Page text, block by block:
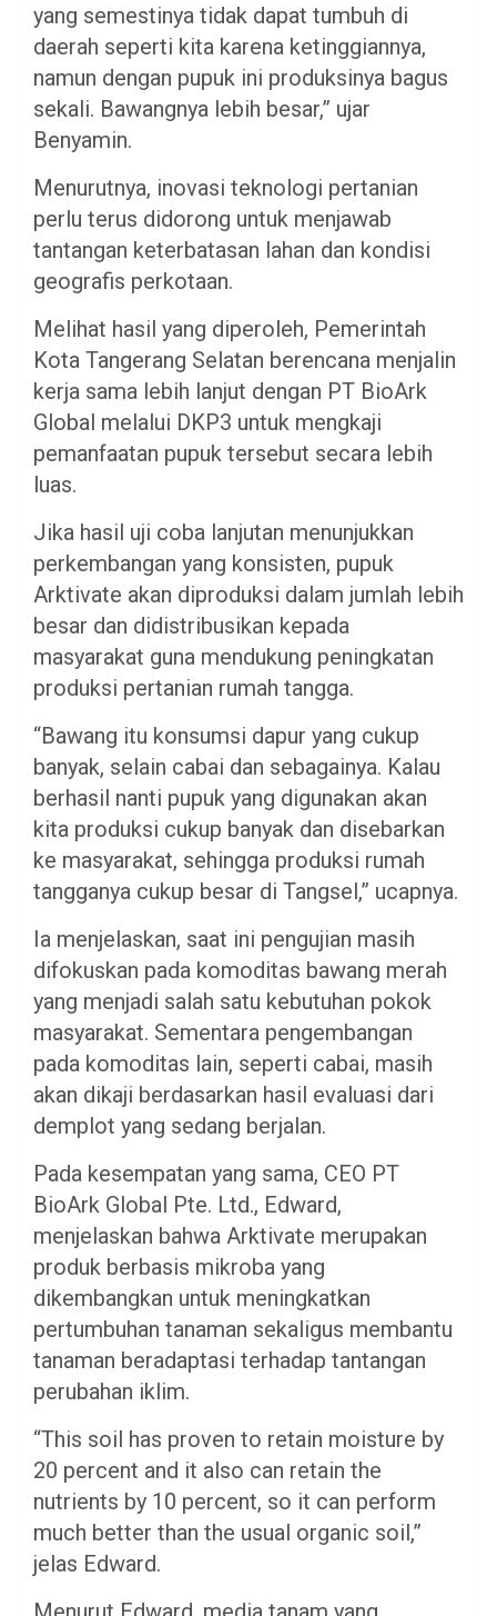
yang semestinya tidak dapat tumbuh di
daerah seperti kita karena ketinggiannya,
namun dengan pupuk ini produksinya bagus
sekali. Bawangnya lebih besar,” ujar
Benyamin.
Menurutnya, inovasi teknologi pertanian
perlu terus didorong untuk menjawab
tantangan keterbatasan lahan dan kondisi
geografis perkotaan.
Melihat hasil yang diperoleh, Pemerintah
Kota Tangerang Selatan berencana menjalin
kerja sama lebih lanjut dengan PT BioArk
Global melalui DKP3 untuk mengkaji
pemanfaatan pupuk tersebut secara lebih
luas.
Jika hasil uji coba lanjutan menunjukkan
perkembangan yang konsisten, pupuk
Arktivate akan diproduksi dalam jumlah lebih
besar dan didistribusikan kepada
masyarakat guna mendukung peningkatan
produksi pertanian rumah tangga.
“Bawang itu konsumsi dapur yang cukup
banyak, selain cabai dan sebagainya. Kalau
berhasil nanti pupuk yang digunakan akan
kita produksi cukup banyak dan disebarkan
ke masyarakat, sehingga produksi rumah
tangganya cukup besar di Tangsel,” ucapnya.
Ia menjelaskan, saat ini pengujian masih
difokuskan pada komoditas bawang merah
yang menjadi salah satu kebutuhan pokok
masyarakat. Sementara pengembangan
pada komoditas lain, seperti cabai, masih
akan dikaji berdasarkan hasil evaluasi dari
demplot yang sedang berjalan.
Pada kesempatan yang sama, CEO PT
BioArk Global Pte. Ltd., Edward,
menjelaskan bahwa Arktivate merupakan
produk berbasis mikroba yang
dikembangkan untuk meningkatkan
pertumbuhan tanaman sekaligus membantu
tanaman beradaptasi terhadap tantangan
perubahan iklim.
“This soil has proven to retain moisture by
20 percent and it also can retain the
nutrients by 10 percent, so it can perform
much better than the usual organic soil,”
jelas Edward.